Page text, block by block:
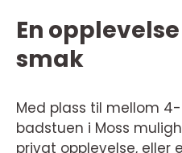
En
smak
Med plass til mellom
badstuen i Moss
privat opplevelse, eller